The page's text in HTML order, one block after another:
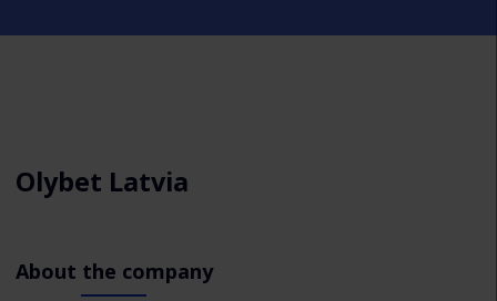
Olybet Latvia
About the company